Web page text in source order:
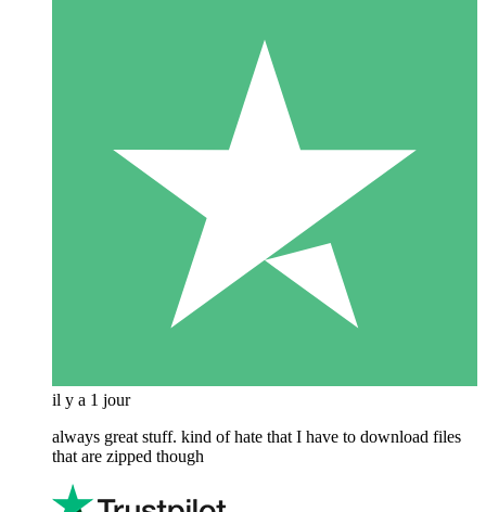
il y a 1 jour
always great stuff. kind of hate that I have to download files
that are zipped though